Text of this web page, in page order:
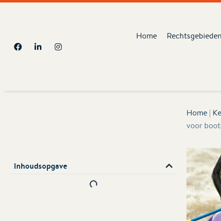
Home
Home |
voor
Inhoudsopgave